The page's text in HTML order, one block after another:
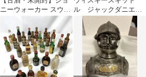
ニーウォーカー スウィ
ル ジャックダニエル
新品未使用